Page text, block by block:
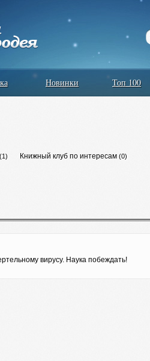
Новинки Топ 100
(1) Книжный клуб по интересам (0)
вирусу. Наука побеждать!